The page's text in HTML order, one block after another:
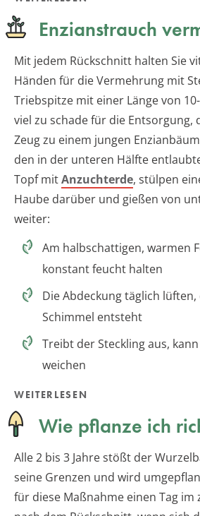
Enzianstrauch
Mit jedem Rückschnitt halten Sie
Händen für die Vermehrung mit
Triebspitze mit einer Länge von
viel zu schade für die Entsorgung,
Zeug zu einem jungen
den in der unteren Hälfte
Topf mitAnzuchterde, stülpen
Haube darüber und gießen von
weiter:
Am halbschattigen, warmen
konstant feucht halten
Die Abdeckung täglich
Schimmel entsteht
Treibt der Steckling aus,
weichen
WEITERLESEN
Wie pflanze ich
Alle 2 bis 3 Jahre stößt der
seine Grenzen und wird
für diese Maßnahme einen Tag im